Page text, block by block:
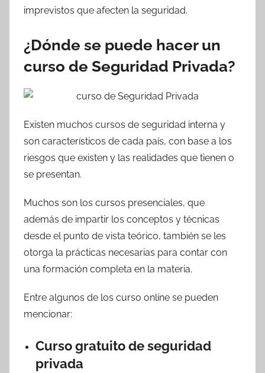
imprevistos que afecten la seguridad.
¿Dónde se puede hacer un
curso de Seguridad Privada?
Existen muchos cursos de seguridad interna y
son característicos de cada país, con base a los
riesgos que existen y las realidades que tienen o
se presentan.
Muchos son los cursos presenciales, que
además de impartir los conceptos y técnicas
desde el punto de vista teórico, también se les
otorga la prácticas necesarias para contar con
una formación completa en la materia.
Entre algunos de los curso online se pueden
mencionar:
Curso gratuito de seguridad
privada